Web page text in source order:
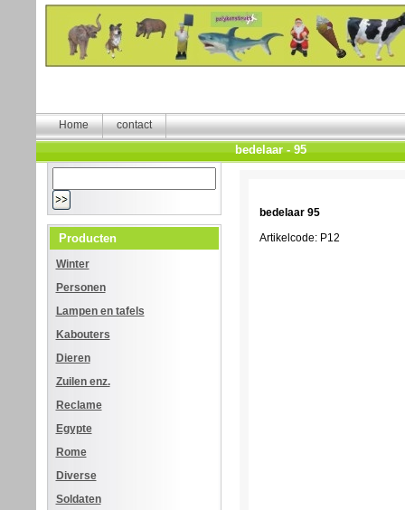
Home contact
Producten
Winter
Personen
Lampen en tafels
Kabouters
Dieren
Zuilen enz.
Reclame
Egypte
Rome
Diverse
Soldaten
bedelaar - 95
bedelaar 95
Artikelcode: P12